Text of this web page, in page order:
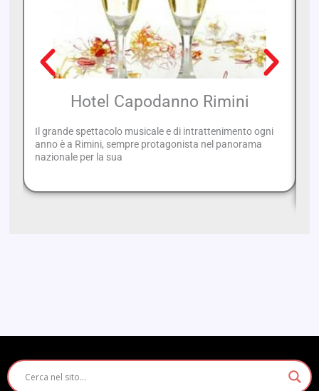
Hotel Capodanno Rimini
Il grande spettacolo musicale e di intrattenimento ogni
anno è a Rimini, sempre protagonista nel panorama
nazionale per la sua